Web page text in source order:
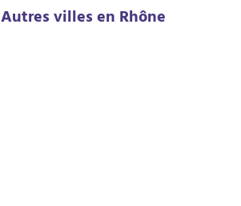
Autres villes en Rhône